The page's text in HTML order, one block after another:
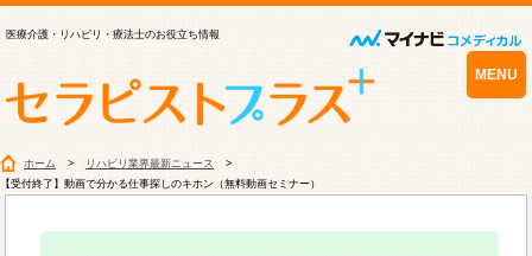
医療介護・リハビリ・療法士のお役立ち情報
MENU
ホーム
リハビリ業界最新ニュース
【受付終了】動画で分かる仕事探しのキホン（無料動画セミナー）